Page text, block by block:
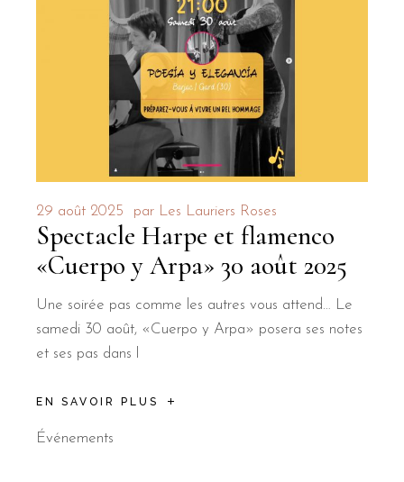
29 août 2025 par Les Lauriers Roses
Spectacle Harpe et flamenco
«Cuerpo y Arpa» 30 août 2025
Une soirée pas comme les autres vous attend… Le
samedi 30 août, «Cuerpo y Arpa» posera ses notes
et ses pas dans l
EN SAVOIR PLUS
Événements